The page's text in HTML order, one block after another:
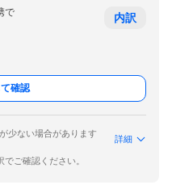
で 内訳
確認
少ない場合があります
詳細
ご確認ください。